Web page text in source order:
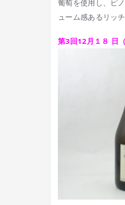
葡萄を使用し、ピ
ューム感あるリッ
第3回12月 １８ 日